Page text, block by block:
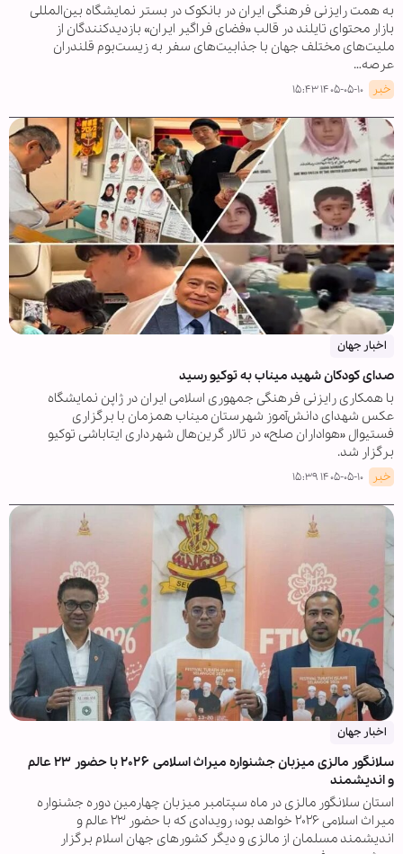
به همت رایزنی فرهنگی ایران در بانکوک در بستر نمایشگاه بین‌المللی
بازار محتوای تایلند در قالب «فضای فراگیر ایران» بازدیدکنندگان از
ملیت‌های مختلف جهان با جذابیت‌های سفر به زیست‌بوم قلندران
عرصه…
خبر ۱۴۰۵-۰۵-۱۰ ۱۵:۴۳
اخبار جهان
صدای کودکان شهید میناب به توکیو رسید
با همکاری رایزنی فرهنگی جمهوری اسلامی ایران در ژاپن نمایشگاه
عکس شهدای دانش‌آموز شهرستان میناب همزمان با برگزاری
فستیوال «هواداران صلح» در تالار گرین‌هال شهرداری ایتاباشی توکیو
برگزار شد.
خبر ۱۴۰۵-۰۵-۱۰ ۱۵:۳۹
اخبار جهان
سلانگور مالزی میزبان جشنواره میراث اسلامی ۲۰۲۶ با حضور ۲۳ عالم
و اندیشمند
استان سلانگور مالزی در ماه سپتامبر میزبان چهارمین دوره جشنواره
میراث اسلامی ۲۰۲۶ خواهد بود؛ رویدادی که با حضور ۲۳ عالم و
اندیشمند مسلمان از مالزی و دیگر کشورهای جهان اسلام برگزار